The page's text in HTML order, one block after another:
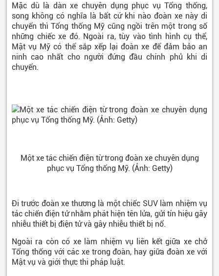
Mặc dù là dàn xe chuyên dụng phục vụ Tổng thống,
song không có nghĩa là bất cứ khi nào đoàn xe này di
chuyển thì Tổng thống Mỹ cũng ngồi trên một trong số
những chiếc xe đó. Ngoài ra, tùy vào tình hình cụ thể,
Mật vụ Mỹ có thể sắp xếp lại đoàn xe để đảm bảo an
ninh cao nhất cho người đứng đầu chính phủ khi di
chuyển.
Một xe tác chiến điện từ trong đoàn xe chuyên dụng
phục vụ Tổng thống Mỹ. (Ảnh: Getty)
Đi trước đoàn xe thương là một chiếc SUV làm nhiệm vụ
tác chiến điện tử nhằm phát hiện tên lửa, gửi tín hiệu gây
nhiễu thiết bị điện tử và gây nhiễu thiết bị nổ.
Ngoài ra còn có xe làm nhiệm vụ liên kết giữa xe chở
Tổng thống với các xe trong đoàn, hay giữa đoàn xe với
Mật vụ và giới thực thi pháp luật.